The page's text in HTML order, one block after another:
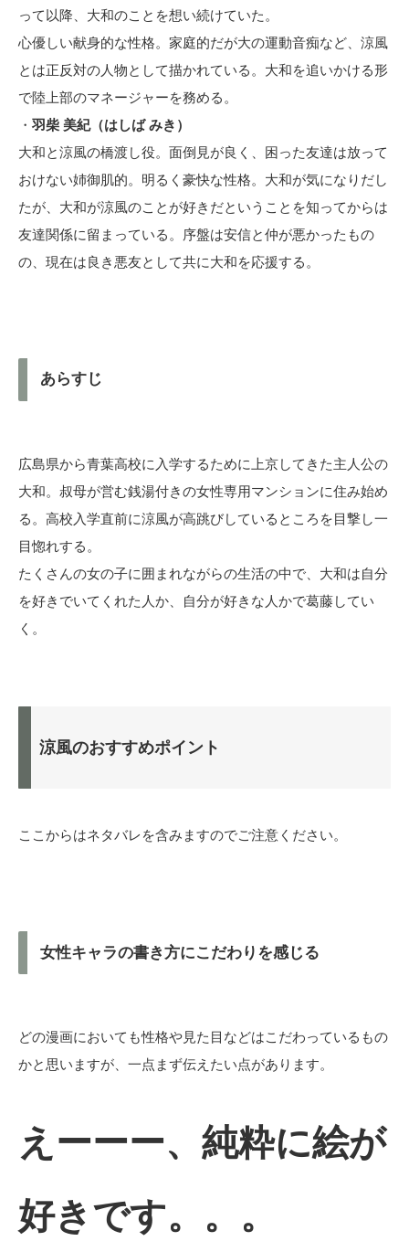
って以降、大和のことを想い続けていた。
心優しい献身的な性格。家庭的だが大の運動音痴など、涼風
とは正反対の人物として描かれている。大和を追いかける形
で陸上部のマネージャーを務める。
・ 羽柴 美紀（はしば みき）
大和と涼風の橋渡し役。面倒見が良く、困った友達は放って
おけない姉御肌的。明るく豪快な性格。大和が気になりだし
たが、大和が涼風のことが好きだということを知ってからは
友達関係に留まっている。序盤は安信と仲が悪かったもの
の、現在は良き悪友として共に大和を応援する。
あらすじ
広島県から青葉高校に入学するために上京してきた主人公の
大和。叔母が営む銭湯付きの女性専用マンションに住み始め
る。高校入学直前に涼風が高跳びしているところを目撃し一
目惚れする。
たくさんの女の子に囲まれながらの生活の中で、大和は自分
を好きでいてくれた人か、自分が好きな人かで葛藤してい
く。
涼風のおすすめポイント
ここからはネタバレを含みますのでご注意ください。
女性キャラの書き方にこだわりを感じる
どの漫画においても性格や見た目などはこだわっているもの
かと思いますが、一点まず伝えたい点があります。
えーーー、純粋に絵が
好きです。。。